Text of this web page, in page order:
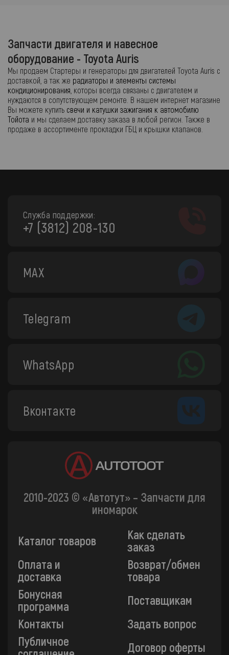
Запчасти двигателя и навесное
оборудование - Toyota Auris
Мы продаем Стартеры и генераторы для двигателей Toyota Auris с
доставкой, а так же радиаторы и элементы системы
кондиционирования , которы всегда связаны с двигателем и
нуждаются в сопутствующем ремонте. В нашем интернет магазине
Вы можете купить свечи и катушки зажигания к автомобилю
Тойота и мы сделаем доставку заказа в любой регион. Также в
продаже в ассортименте прокладки ГБЦ и крышки клапанов.
Служба поддержки:
+7 (3812) 208-130
MAX
Telegram
WhatsApp
Вконтакте
2010-2023 © «Автотут» – Запчасти для
иномарок
Каталог товаров
Как сделать
заказ
Оплата и
доставка
Возврат/обмен
товара
Бонусная
программа
Поставщикам
Контакты
Задать вопрос
Публичное
Договор оферты